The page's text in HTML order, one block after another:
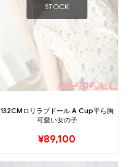
STOCK
132CMロリラブドール A Cup平ら胸
可愛い女の子
¥89,100